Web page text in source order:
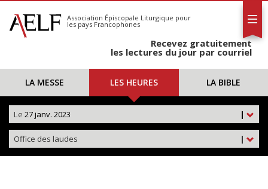
S'abonner
Calendrier
Association Épiscopale Liturgique pour
les pays Francophones
Recevez gratuitement
les lectures du jour par courriel
LA MESSE LES HEURES LA BIBLE
|
Le 27 janv. 2023
|
Office des laudes